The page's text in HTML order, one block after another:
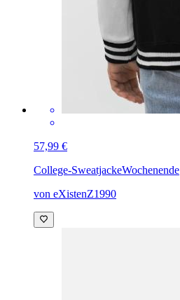
57,99 €
College-SweatjackeWochenende
von eXistenZ1990